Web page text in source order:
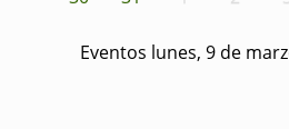
Eventos lunes, 9 de